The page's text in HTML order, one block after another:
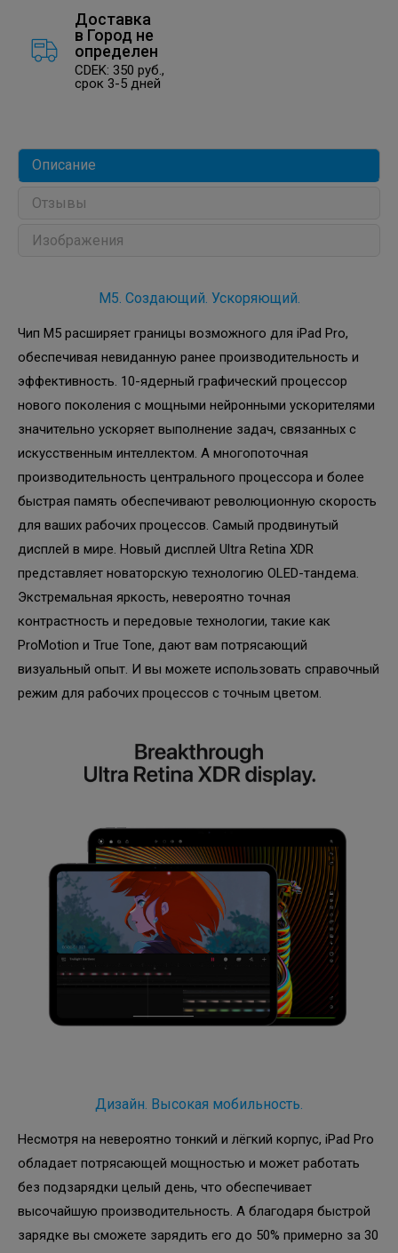
Доставка
в Город не
определен
CDEK: 350 руб.,
срок 3-5 дней
Описание
Отзывы
Изображения
M5. Создающий. Ускоряющий.
Чип M5 расширяет границы возможного для iPad Pro,
обеспечивая невиданную ранее производительность и
эффективность. 10-ядерный графический процессор
нового поколения с мощными нейронными ускорителями
значительно ускоряет выполнение задач, связанных с
искусственным интеллектом. А многопоточная
производительность центрального процессора и более
быстрая память обеспечивают революционную скорость
для ваших рабочих процессов. Самый продвинутый
дисплей в мире. Новый дисплей Ultra Retina XDR
представляет новаторскую технологию OLED-тандема.
Экстремальная яркость, невероятно точная
контрастность и передовые технологии, такие как
ProMotion и True Tone, дают вам потрясающий
визуальный опыт. И вы можете использовать справочный
режим для рабочих процессов с точным цветом.
Дизайн. Высокая мобильность.
Несмотря на невероятно тонкий и лёгкий корпус, iPad Pro
обладает потрясающей мощностью и может работать
без подзарядки целый день, что обеспечивает
высочайшую производительность. А благодаря быстрой
зарядке вы сможете зарядить его до 50% примерно за 30